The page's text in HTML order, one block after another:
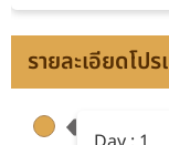
รายละเอียดโป